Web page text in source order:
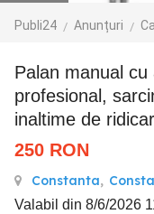
Publi24 Anunțuri
Palan manual cu actionare prin lant,
profesional,
inaltime de
250 RON
Constanta,
Valabil din 8/6/2026